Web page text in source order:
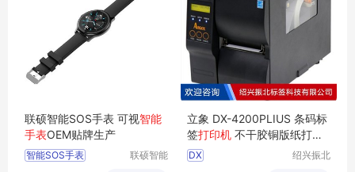
联硕智能SOS手表 可视智能
手表OEM贴牌生产
智能SOS手表
联硕智能
立象 DX-4200PLIUS 条码标
签打印机 不干胶铜版纸打码
机
DX
绍兴振北